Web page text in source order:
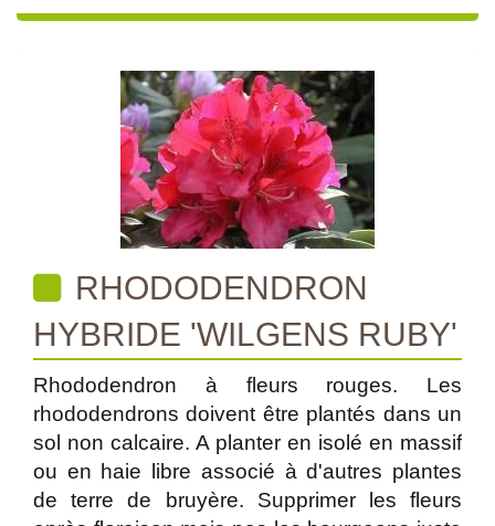
RHODODENDRON
HYBRIDE 'WILGENS RUBY'
Rhododendron à fleurs rouges. Les
rhododendrons doivent être plantés dans un
sol non calcaire. A planter en isolé en massif
ou en haie libre associé à d'autres plantes
de terre de bruyère. Supprimer les fleurs